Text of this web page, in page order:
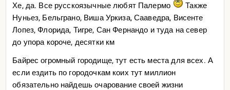
Хе, да. Все русскоязычные любят Палермо
Также
Нуньез, Бельграно, Виша Уркиза, Сааведра, Висенте
Лопез, Флорида, Тигре, Сан Фернандо и туда на север
до упора короче, десятки км
Байрес огромный городище, тут есть места для всех. А
если ездить по городочкам коих тут миллион
обязательно найдешь очарование своей жизни